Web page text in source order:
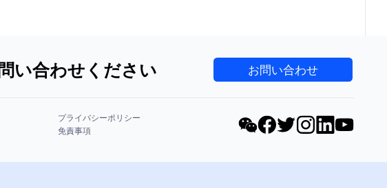
い合わせください お問い合わせ
プライバシーポリシー
免責事項